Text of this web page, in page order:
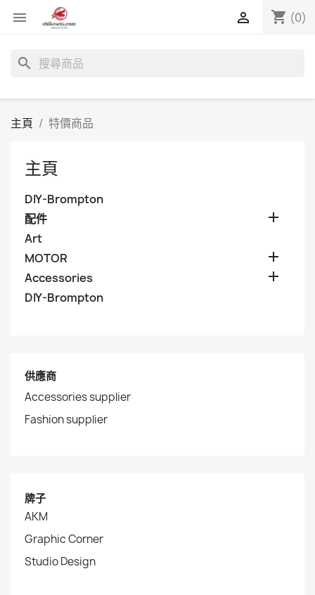
 shopping_cart (0)

search
主頁 特價商品
主頁
DIY-Brompton
配件

Art
MOTOR

Accessories 
DIY-Brompton
供應商
Accessories supplier
Fashion supplier
牌子
AKM
Graphic Corner
Studio Design